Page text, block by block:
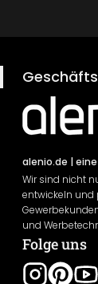
alenio.de |
Wir sind nicht
entwickeln und
und
Folge uns